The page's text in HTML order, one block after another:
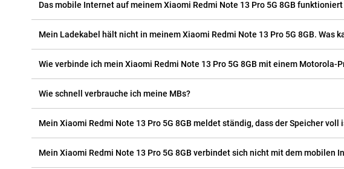
Das mobile Internet auf meinem Xiaomi Redmi Note 13 Pro 5G 8GB
Mein Ladekabel hält nicht in meinem Xiaomi Redmi Note 13 Pro 5G 8GB. Was
Wie verbinde ich mein Xiaomi Redmi Note 13 Pro 5G 8GB mit einem Motorola-
Wie schnell verbrauche ich meine MBs?
Mein Xiaomi Redmi Note 13 Pro 5G 8GB meldet ständig, dass der Speicher voll
Mein Xiaomi Redmi Note 13 Pro 5G 8GB verbindet sich nicht mit dem mobilen